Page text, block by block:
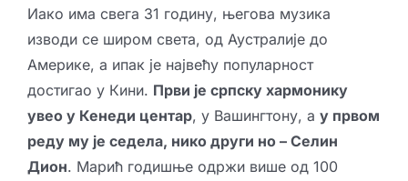
Иако има свега 31 годину, његова музика
изводи се широм света, од Аустралије до
Америке, а ипак је највећу популарност
достигао у Кини. Први је српску хармонику
увео у Кенеди центар, у Вашингтону, а у првом
реду му је седела, нико други но – Селин
Дион. Марић годишње одржи више од 100